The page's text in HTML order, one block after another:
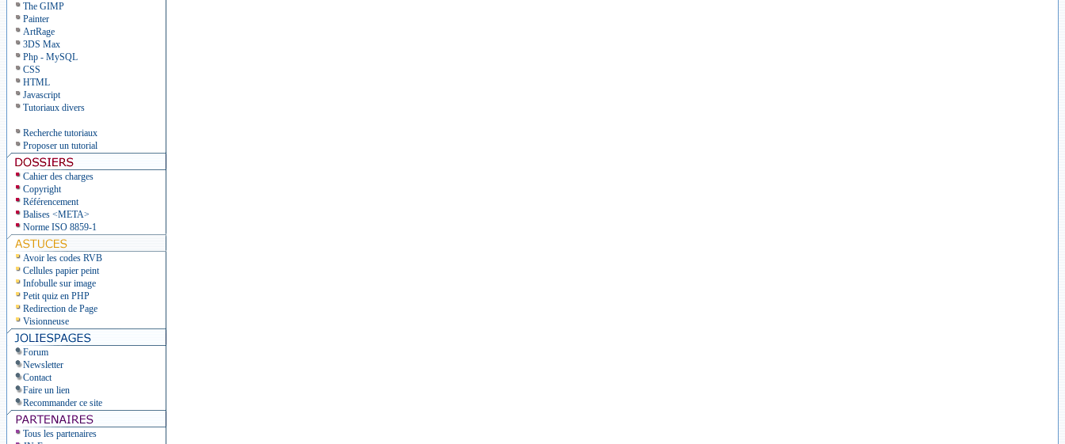
The GIMP
Painter
ArtRage
3DS Max
Php - MySQL
CSS
HTML
Javascript
Tutoriaux divers
Recherche tutoriaux
Proposer un tutorial
Cahier des charges
Copyright
Référencement
Balises <META>
Norme ISO 8859-1
Avoir les codes RVB
Cellules papier peint
Infobulle sur image
Petit quiz en PHP
Redirection de Page
Visionneuse
Forum
Newsletter
Contact
Faire un lien
Recommander ce site
Tous les partenaires